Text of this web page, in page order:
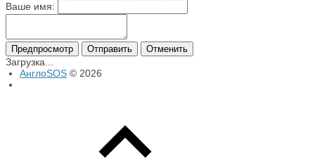
Ваше имя:
Предпросмотр Отправить Отменить
Загрузка...
АнглоSOS © 2026